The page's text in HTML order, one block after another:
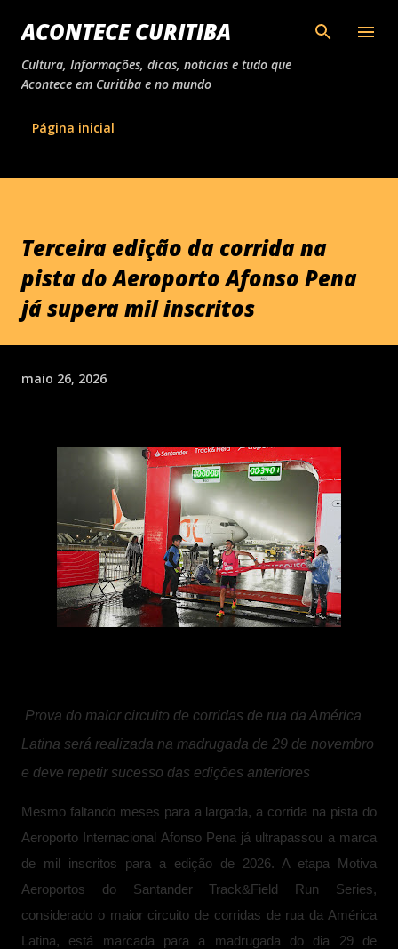
Pular para o conteúdo principal
ACONTECE CURITIBA
Cultura, Informações, dicas, noticias e tudo que
Acontece em Curitiba e no mundo
Página inicial
Terceira edição da corrida na
pista do Aeroporto Afonso Pena
já supera mil inscritos
maio 26, 2026
Prova do maior circuito de corridas de rua da América
Latina será realizada na madrugada de 29 de novembro
e deve repetir sucesso das edições anteriores
Mesmo faltando meses para a largada, a corrida na pista do
Aeroporto Internacional Afonso Pena já ultrapassou a marca
de mil inscritos para a edição de 2026. A etapa Motiva
Aeroportos do Santander Track&Field Run Series,
considerado o maior circuito de corridas de rua da América
Latina, está marcada para a madrugada do dia 29 de